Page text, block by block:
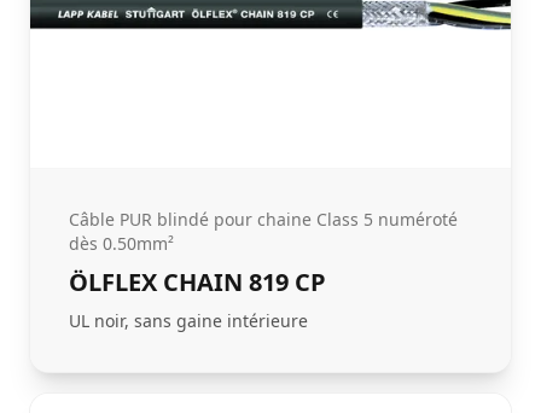
Câble PUR blindé pour chaine Class 5 numéroté
dès 0.50mm²
ÖLFLEX CHAIN 819 CP
UL noir, sans gaine intérieure